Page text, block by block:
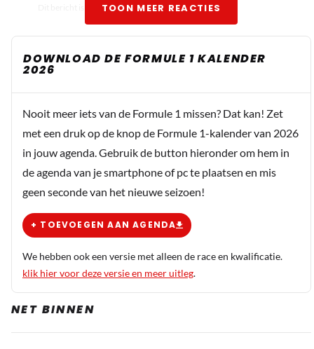
Dit bericht is aangepast op:3-05
RN666
Wat houd ze tegen om aerodynamica in software te
simuleren?
Cyrus
4 mei 2022 06:48
Of elders op kleinere en goedkopere schaal voor te
niets van.
TOON MEER REACTIES
DOWNLOAD DE FORMULE 1 KALENDER
2026
Nooit meer iets van de Formule 1 missen? Dat kan! Zet
met een druk op de knop de Formule 1-kalender van 2026
in jouw agenda. Gebruik de button hieronder om hem in
de agenda van je smartphone of pc te plaatsen en mis
geen seconde van het nieuwe seizoen!
+ TOEVOEGEN AAN AGENDA
We hebben ook een versie met alleen de race en kwalificatie.
klik hier voor deze versie en meer uitleg.
NET BINNEN